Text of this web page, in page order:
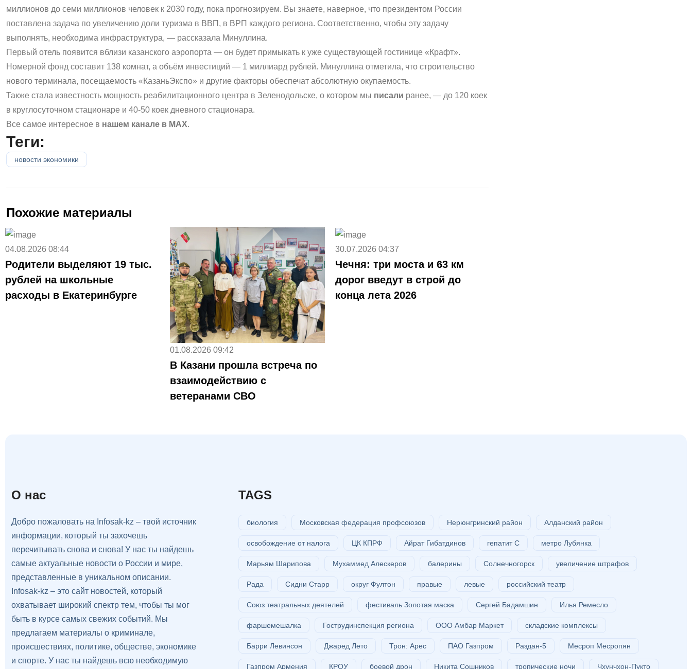
миллионов до семи миллионов человек к 2030 году, пока прогнозируем. Вы знаете, наверное, что президентом России
поставлена задача по увеличению доли туризма в ВВП, в ВРП каждого региона. Соответственно, чтобы эту задачу
выполнять, необходима инфраструктура, — рассказала Минуллина.
Первый отель появится вблизи казанского аэропорта — он будет примыкать к уже существующей гостинице «Крафт».
Номерной фонд составит 138 комнат, а объём инвестиций — 1 миллиард рублей. Минуллина отметила, что строительство
нового терминала, посещаемость «КазаньЭкспо» и другие факторы обеспечат абсолютную окупаемость.
Также стала известность мощность реабилитационного центра в Зеленодольске, о котором мы писали ранее, — до 120 коек
в круглосуточном стационаре и 40-50 коек дневного стационара.
Все самое интересное в нашем канале в MAX.
Теги:
новости экономики
Похожие материалы
04.08.2026 08:44
Родители выделяют 19 тыс.
рублей на школьные
расходы в Екатеринбурге
01.08.2026 09:42
В Казани прошла встреча по
взаимодействию с
ветеранами СВО
30.07.2026 04:37
Чечня: три моста и 63 км
дорог введут в строй до
конца лета 2026
О нас
Добро пожаловать на Infosak-kz – твой источник
информации, который ты захочешь
перечитывать снова и снова! У нас ты найдешь
самые актуальные новости о России и мире,
представленные в уникальном описании.
Infosak-kz – это сайт новостей, который
охватывает широкий спектр тем, чтобы ты мог
быть в курсе самых свежих событий. Мы
предлагаем материалы о криминале,
происшествиях, политике, обществе, экономике
и спорте. У нас ты найдешь всю необходимую
TAGS
биология Московская федерация профсоюзов Нерюнгринский район Алданский район
освобождение от налога ЦК КПРФ Айрат Гибатдинов гепатит С метро Лубянка
Марьям Шарипова Мухаммед Алескеров балерины Солнечногорск увеличение штрафов
Рада Сидни Старр округ Фултон правые левые российский театр
Союз театральных деятелей фестиваль Золотая маска Сергей Бадамшин Илья Ремесло
фаршемешалка Гострудинспекция региона ООО Амбар Маркет складские комплексы
Барри Левинсон Джаред Лето Трон: Арес ПАО Газпром Раздан-5 Месроп Месропян
Газпром Армения КРОУ боевой дрон Никита Сошников тропические ночи Чхунчхон-Пукто